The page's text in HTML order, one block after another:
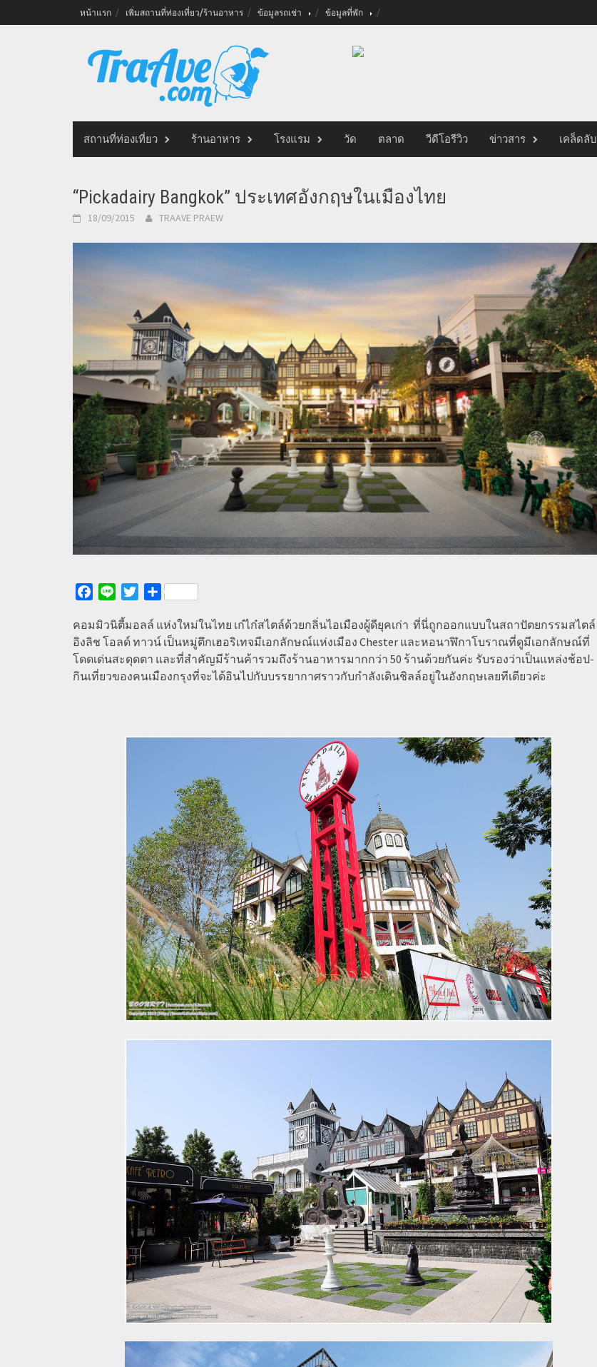
to
หน้าแรก เพิ่มสถานที่ท่องเที่ยว/ร้านอาหาร ข้อมูลรถเช่า ข้อมูลที่พัก
สถานที่ท่องเที่ยว ร้านอาหาร โรงแรม วัด ตลาด วีดีโอรีวิว ข่าวสาร เคล็ดลับ
“Pickadairy Bangkok” ประเทศอังกฤษในเมืองไทย
18/09/2015 TRAAVE PRAEW
Facebook
Line TwitterShare
คอมมิวนิตี้มอลล์ แห่งใหม่ในไทย เก๋ไก๋สไตล์ด้วยกลิ่นไอเมืองผู้ดียุคเก่า ที่นี่ถูกออกแบบในสถาปัตยกรรมสไตล์
อิงลิช โอลด์ ทาวน์ เป็นหมู่ตึกเฮอริเทจมีเอกลักษณ์แห่งเมือง Chester และหอนาฬิกาโบราณที่ดูมีเอกลักษณ์ที่
โดดเด่นสะดุดตา และที่สำคัญมีร้านค้ารวมถึงร้านอาหารมากกว่า 50 ร้านด้วยกันค่ะ รับรองว่าเป็นแหล่งช้อป-
กินเที่ยวของคนเมืองกรุงที่จะได้อินไปกับบรรยากาศราวกับกำลังเดินชิลล์อยู่ในอังกฤษเลยทีเดียวค่ะ